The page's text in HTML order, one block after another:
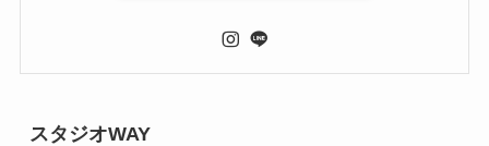
スタジオWAY